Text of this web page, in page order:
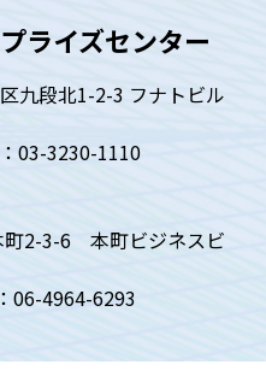
ライズセンター
九段北1-2-3 フナトビル
03-3230-1110
町2-3-6 本町ビジネスビ
06-4964-6293